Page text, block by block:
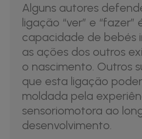
Alguns autores
ligação “ver” e “fazer”
capacidade de bebés
as ações dos outros
o nascimento. Outros
que esta ligação
moldada pela
sensoriomotora ao
desenvolvimento.